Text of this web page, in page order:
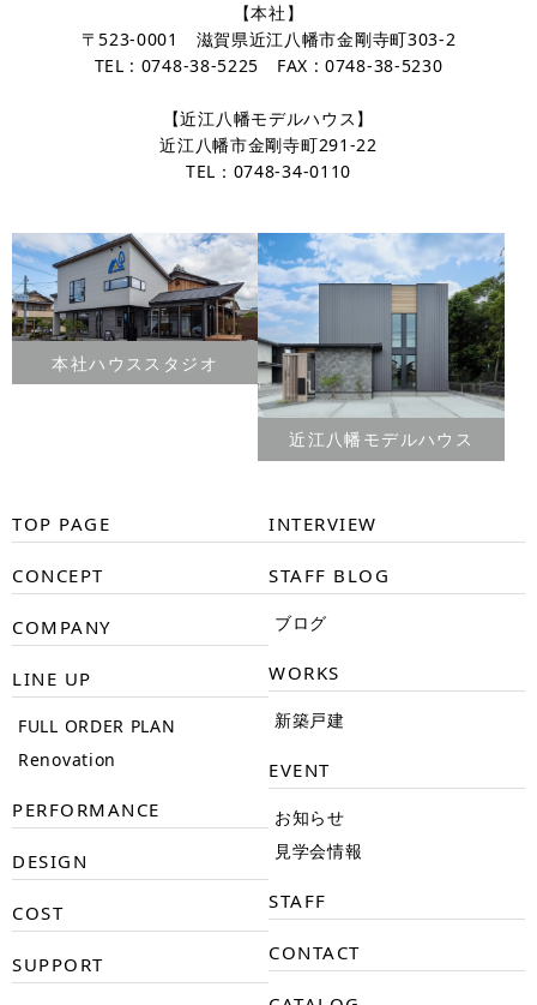
【本社】
〒523-0001 滋賀県近江八幡市金剛寺町303-2
TEL : 0748-38-5225 FAX : 0748-38-5230
【近江八幡モデルハウス】
近江八幡市金剛寺町291-22
TEL：0748-34-0110
本社ハウススタジオ
近江八幡モデルハウス
TOP PAGE
CONCEPT
COMPANY
LINE UP
FULL ORDER PLAN
Renovation
PERFORMANCE
DESIGN
COST
SUPPORT
INTERVIEW
STAFF BLOG
ブログ
WORKS
新築戸建
EVENT
お知らせ
見学会情報
STAFF
CONTACT